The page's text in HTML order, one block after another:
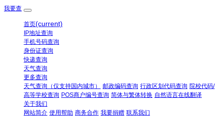
我要查
首页(current)
IP地址查询
手机号码查询
身份证查询
快递查询
天气查询
更多查询
天气查询（仅支持国内城市）
邮政编码查询 行政区划代码查询 院校代码/
高等学校查询 POS商户编号查询 简体与繁体转换 自然语言在线翻译
关于我们
网站简介 使用帮助 商务合作 我要捐赠 联系我们